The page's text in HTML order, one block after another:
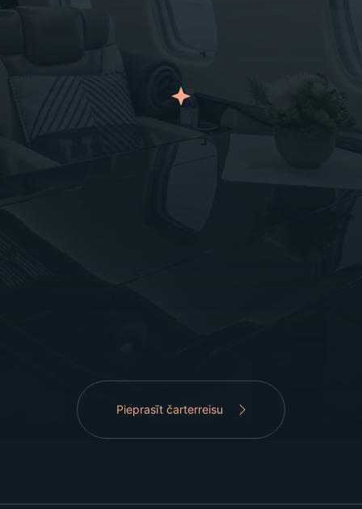
Pieprasīt čarterreisu